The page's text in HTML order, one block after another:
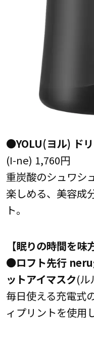
●YOLU(ヨル) ド
(I-ne) 1,760円
重炭酸のシュワシ
楽しめる、美容成
ト。
【眠りの時間を味
●ロフト先行
ットアイマスク(ル
毎日使える充電式
ィプリントを使用